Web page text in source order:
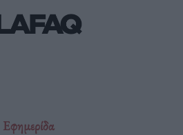
Εφημερίδα